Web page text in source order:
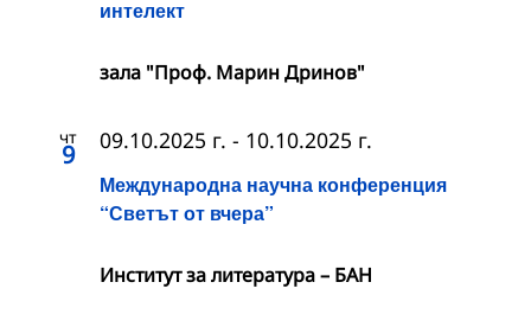
интелект
зала "Проф. Марин Дринов"
чт
9
Международна научна конференция
“Светът от вчера”
09.10.2025 г. - 10.10.2025 г.
Институт за литература – БАН